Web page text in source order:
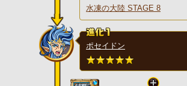
水凍の大陸 STAGE 8
ポセイドン